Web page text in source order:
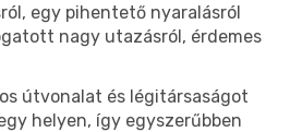
egy pihentető nyaralásról
nagy utazásról, érdemes
útvonalat és légitársaságot
helyen, így egyszerűbben